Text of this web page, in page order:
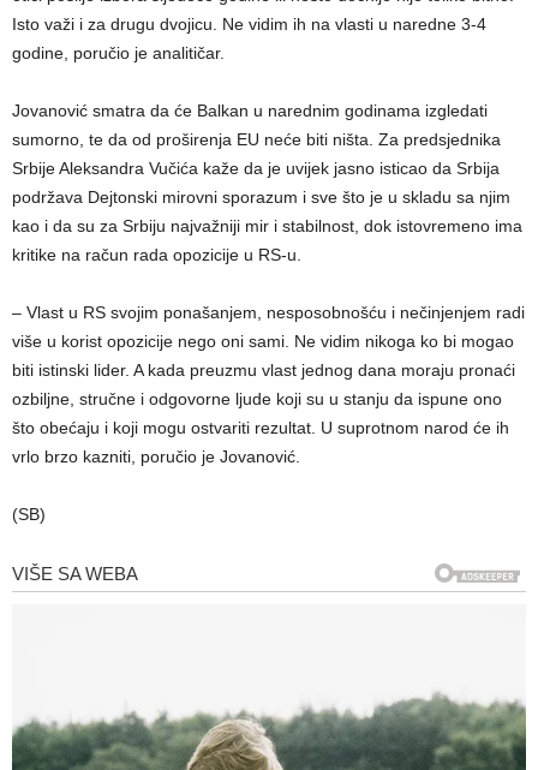
Isto važi i za drugu dvojicu. Ne vidim ih na vlasti u naredne 3-4
godine, poručio je analitičar.
Jovanović smatra da će Balkan u narednim godinama izgledati
sumorno, te da od proširenja EU neće biti ništa. Za predsjednika
Srbije Aleksandra Vučića kaže da je uvijek jasno isticao da Srbija
podržava Dejtonski mirovni sporazum i sve što je u skladu sa njim
kao i da su za Srbiju najvažniji mir i stabilnost, dok istovremeno ima
kritike na račun rada opozicije u RS-u.
– Vlast u RS svojim ponašanjem, nesposobnošću i nečinjenjem radi
više u korist opozicije nego oni sami. Ne vidim nikoga ko bi mogao
biti istinski lider. A kada preuzmu vlast jednog dana moraju pronaći
ozbiljne, stručne i odgovorne ljude koji su u stanju da ispune ono
što obećaju i koji mogu ostvariti rezultat. U suprotnom narod će ih
vrlo brzo kazniti, poručio je Jovanović.
(SB)